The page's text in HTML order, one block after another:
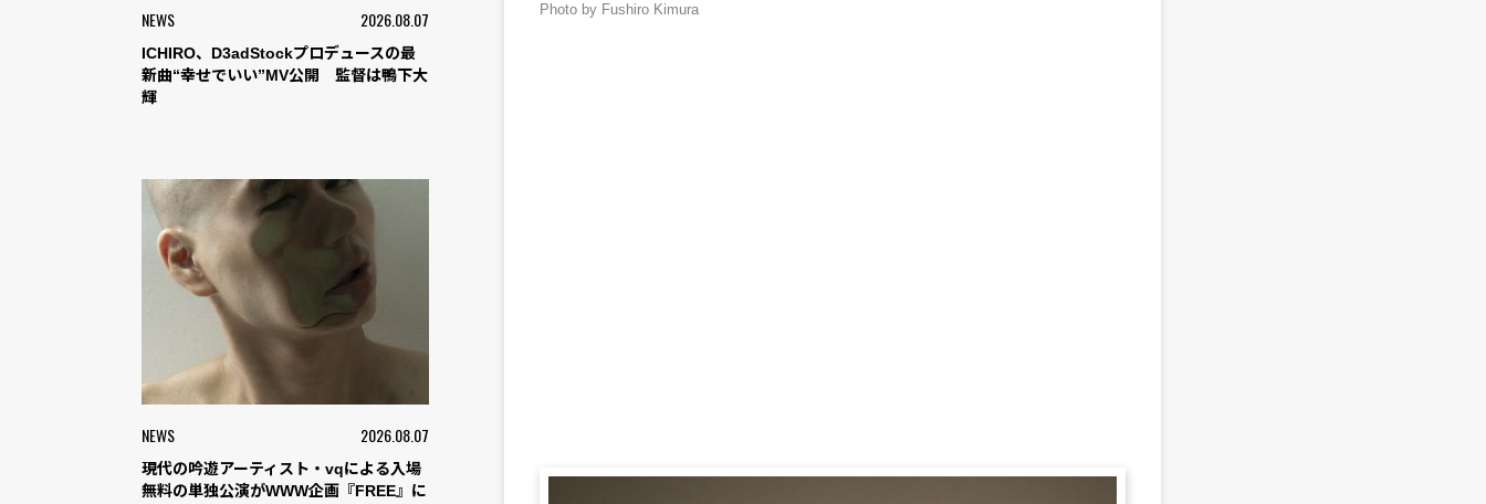
NEWS 2026.08.07
ICHIRO、D3adStockプロデュースの最
新曲“幸せでいい”MV公開 監督は鴨下大
輝
NEWS 2026.08.07
現代の吟遊アーティスト・vqによる入場
無料の単独公演がWWW企画『FREE』に
Photo by Fushiro Kimura